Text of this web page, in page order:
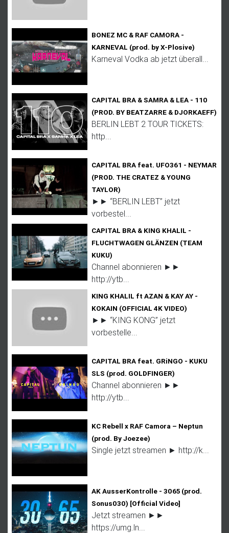
BONEZ MC & RAF CAMORA -
KARNEVAL (prod. by X-Plosive)
Karneval Vodka ab jetzt überall...
CAPITAL BRA & SAMRA & LEA - 110
(PROD. BY BEATZARRE & DJORKAEFF)
BERLIN LEBT 2 TOUR TICKETS:
http...
CAPITAL BRA feat. UFO361 - NEYMAR
(PROD. THE CRATEZ & YOUNG
TAYLOR)
►► “BERLIN LEBT” jetzt
vorbestel...
CAPITAL BRA & KING KHALIL -
FLUCHTWAGEN GLÄNZEN (TEAM
KUKU)
Channel abonnieren ►►
http://ytb...
KING KHALIL ft AZAN & KAY AY -
KOKAIN (OFFICIAL 4K VIDEO)
►► “KING KONG” jetzt
vorbestelle...
CAPITAL BRA feat. GRiNGO - KUKU
SLS (prod. GOLDFINGER)
Channel abonnieren ►►
http://ytb...
KC Rebell x RAF Camora – Neptun
(prod. By Joezee)
Single jetzt streamen ► http://k...
AK AusserKontrolle - 3065 (prod.
Sonus030) [Official Video]
Jetzt streamen ►►
https://umg.ln...